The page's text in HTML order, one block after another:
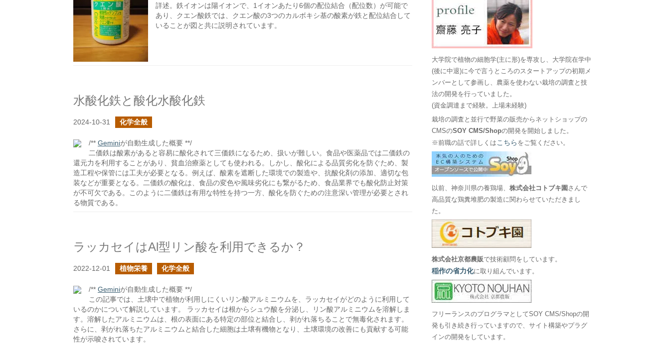
詳述。鉄イオンは陽イオンで、1イオンあたり6個の配位結合（配位数）が可能で
あり、クエン酸鉄では、クエン酸の3つのカルボキシ基の酸素が鉄と配位結合して
いることが図と共に説明されています。
水酸化鉄と酸化水酸化鉄
2024-10-31 化学全般
/** Geminiが自動生成した概要 **/
二価鉄は酸素があると容易に酸化されて三価鉄になるため、扱いが難しい。食品や医薬品では二価鉄の
還元力を利用することがあり、貧血治療薬としても使われる。しかし、酸化による品質劣化を防ぐため、製
造工程や保管には工夫が必要となる。例えば、酸素を遮断した環境での製造や、抗酸化剤の添加、適切な包
装などが重要となる。二価鉄の酸化は、食品の変色や風味劣化にも繋がるため、食品業界でも酸化防止対策
が不可欠である。このように二価鉄は有用な特性を持つ一方、酸化を防ぐための注意深い管理が必要とされ
る物質である。
ラッカセイはAl型リン酸を利用できるか？
2022-12-01 植物栄養 化学全般
/** Geminiが自動生成した概要 **/
この記事では、土壌中で植物が利用しにくいリン酸アルミニウムを、ラッカセイがどのように利用して
いるのかについて解説しています。 ラッカセイは根からシュウ酸を分泌し、リン酸アルミニウムを溶解しま
す。溶解したアルミニウムは、根の表面にある特定の部位と結合し、剥がれ落ちることで無毒化されます。
さらに、剥がれ落ちたアルミニウムと結合した細胞は土壌有機物となり、土壌環境の改善にも貢献する可能
性が示唆されています。
大学院で植物の細胞学(主に形)を専攻し、大学院在学中
(後に中退)に今で言うところのスタートアップの初期メ
ンバーとして参画し、農薬を使わない栽培の調査と技
法の開発を行っていました。
(資金調達まで経験。上場未経験)
栽培の調査と並行で野菜の販売からネットショップの
CMSのSOY CMS/Shopの開発を開始しました。
※前職の話で詳しくは こちら をご覧ください。
以前、神奈川県の養鶏場、株式会社コトブキ園 さんで
高品質な鶏糞堆肥の製造に関わらせていただきまし
た。
株式会社京都農販で技術顧問をしています。
稲作の省力化に取り組んでいます。
フリーランスのプログラマとしてSOY CMS/Shopの開
発も引き続き行っていますので、サイト構築やプラグ
インの開発をしています。